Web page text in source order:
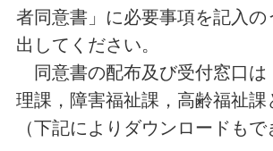
者同意書」に必要事項を記入の
出してください。
同意書の配布及び受付窓口は
理課，障害福祉課，高齢福祉課
（下記によりダウンロードもで